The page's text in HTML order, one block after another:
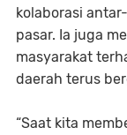
kolaborasi
pasar. Ia juga
masyarakat
daerah terus
“Saat kita